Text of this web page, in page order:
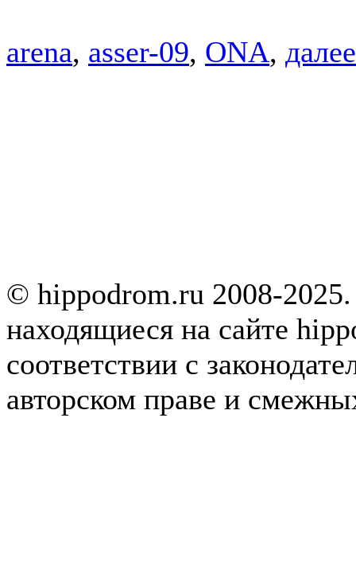
arena, asser-09, ONA,
© hippodrom.ru 2008-
находящиеся на сайте
соответствии с
авторском праве и